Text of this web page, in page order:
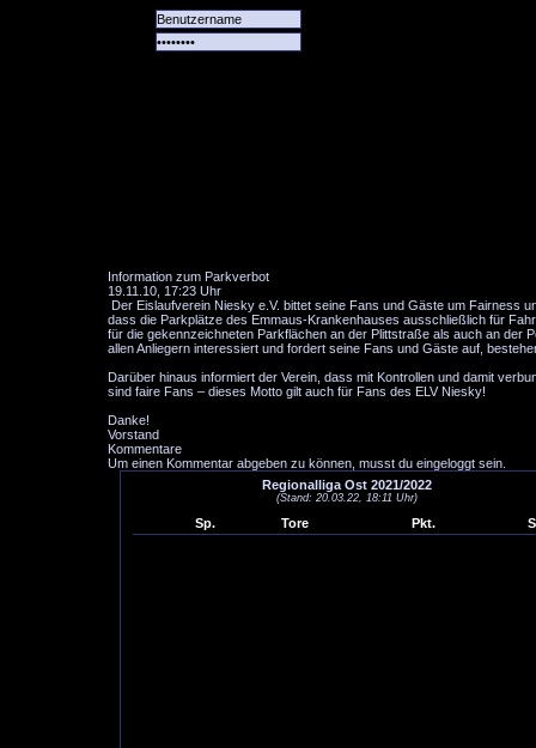
Information zum Parkverbot
19.11.10, 17:23 Uhr
Der Eislaufverein Niesky e.V. bittet seine Fans und Gäste um Fairness
dass die Parkplätze des Emmaus-Krankenhauses ausschließlich für
für die gekennzeichneten Parkflächen an der Plittstraße als auch an der
allen Anliegern interessiert und fordert seine Fans und Gäste auf,
Darüber hinaus informiert der Verein, dass mit Kontrollen und damit
sind faire Fans – dieses Motto gilt auch für Fans des ELV Niesky!
Danke!
Vorstand
Kommentare
Um einen Kommentar abgeben zu können, musst du eingeloggt sein.
Regionalliga Ost 2021/2022
(Stand: 20.03.22, 18:11 Uhr)
Sp. Tore Pkt.